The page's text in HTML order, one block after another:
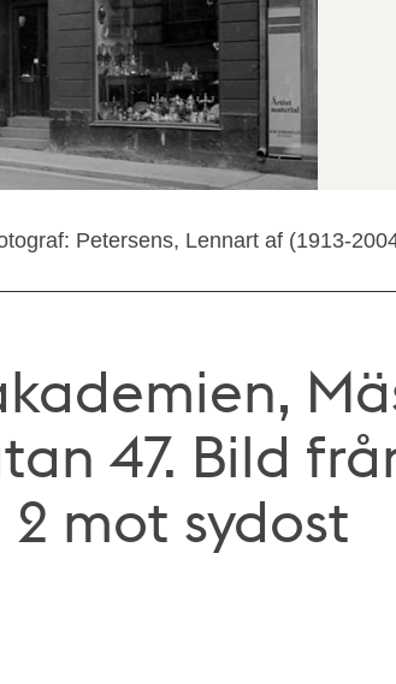
Petersens, Lennart af (1913-
47. Bild
mot sydost